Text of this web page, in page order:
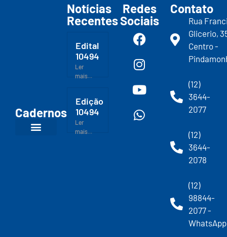
Cadernos
Notícias
Recentes
Edital
10494
Ler
mais...
Edição
10494
Ler
mais...
Redes
Sociais
Contato
Rua
Glicerio,
Centro -
(12)
3644-
2077
(12)
3644-
2078
(12)
98844-
2077 -
WhatsApp